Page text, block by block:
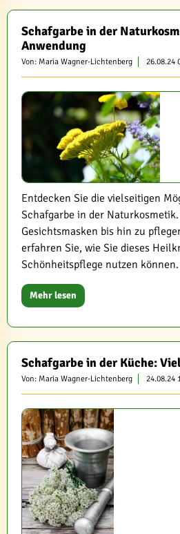
Schafgarbe in der
Anwendung
Von: Maria Wagner-Lichtenberg 26.08.24
Entdecken Sie die vielseitigen
Schafgarbe in der
Gesichtsmasken bis hin zu
erfahren Sie, wie Sie dieses
Schönheitspflege nutzen können.
Mehr lesen
Schafgarbe in der Küche:
Von: Maria Wagner-Lichtenberg 24.08.24